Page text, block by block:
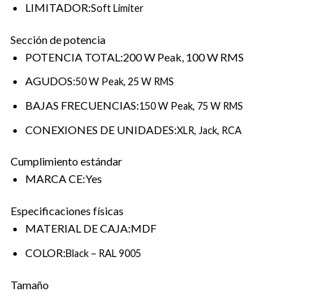
LIMITADOR:Soft Limiter
Sección de potencia
POTENCIA TOTAL:200 W Peak, 100 W RMS
AGUDOS:50 W Peak, 25 W RMS
BAJAS FRECUENCIAS:150 W Peak, 75 W RMS
CONEXIONES DE UNIDADES:XLR, Jack, RCA
Cumplimiento estándar
MARCA CE:Yes
Especificaciones físicas
MATERIAL DE CAJA:MDF
COLOR:Black – RAL 9005
Tamaño